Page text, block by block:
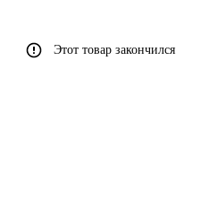
Этот товар закончился